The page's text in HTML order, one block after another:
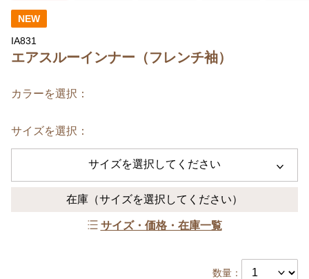
NEW
IA831
エアスルーインナー（フレンチ袖）
カラーを選択：
サイズを選択：
サイズを選択してください
在庫 （サイズを選択してください）
サイズ・価格・在庫一覧
数量：